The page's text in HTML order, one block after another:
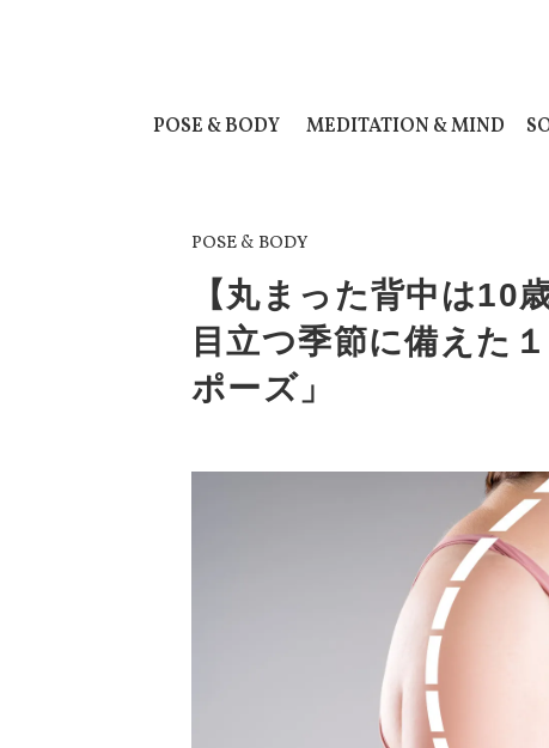
POSE & BODY MEDITATION & MIND
POSE & BODY
【丸まった背中は10
目立つ季節に備えた
ポーズ」